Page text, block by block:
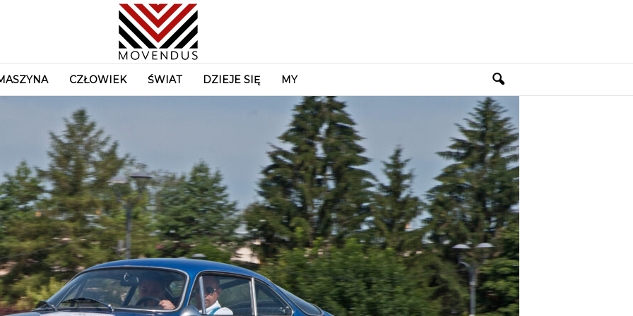
CZŁOWIEK ŚWIAT DZIEJE SIĘ MY